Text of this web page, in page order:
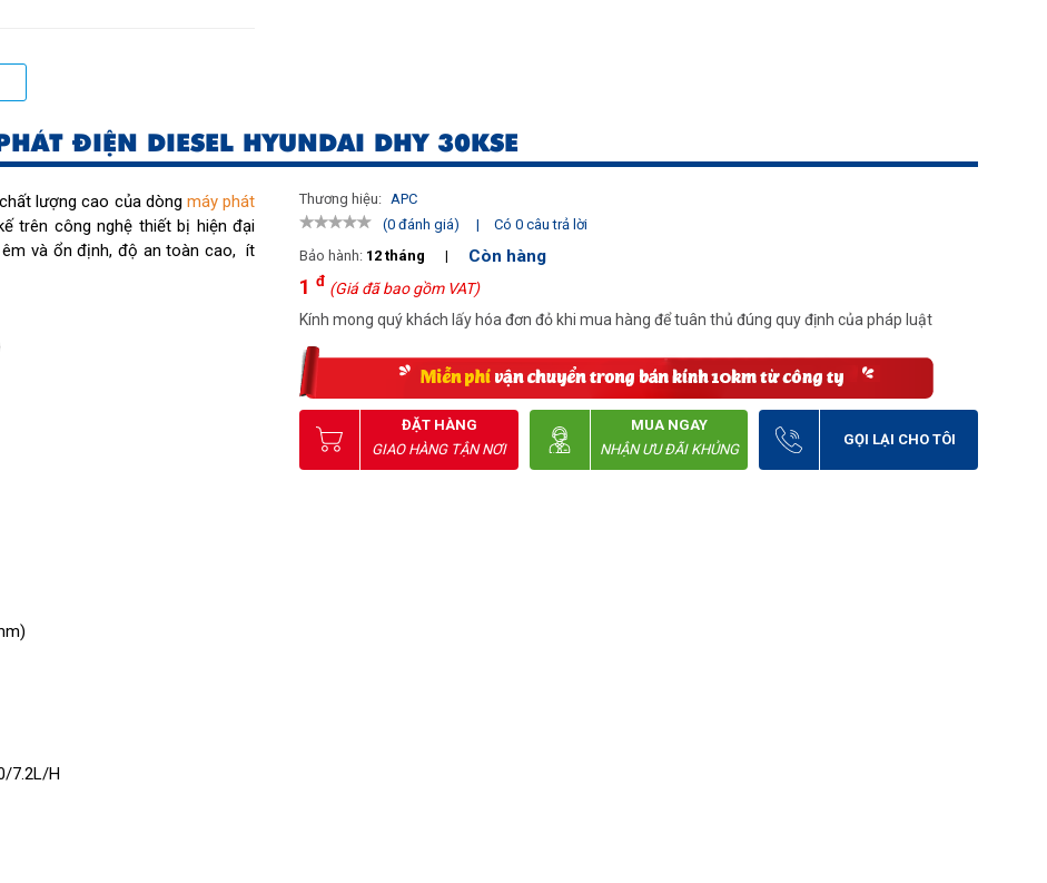
ĐIỆN DIESEL HYUNDAI DHY 30KSE
lượng cao của dòng máy phát
trên công nghệ thiết bị hiện đại
và ổn định, độ an toàn cao, ít
7.2L/H
Thương hiệu: APC
(0 đánh giá)
|
Có 0 câu trả lời
Bảo hành: 12 tháng | Còn hàng
1 đ (Giá đã bao gồm VAT)
Kính mong quý khách lấy hóa đơn đỏ khi mua hàng để tuân thủ đúng quy định của pháp luật
ĐẶT HÀNG
GIAO HÀNG TẬN NƠI
MUA NGAY
NHẬN ƯU ĐÃI KHỦNG
GỌI LẠI CHO TÔI